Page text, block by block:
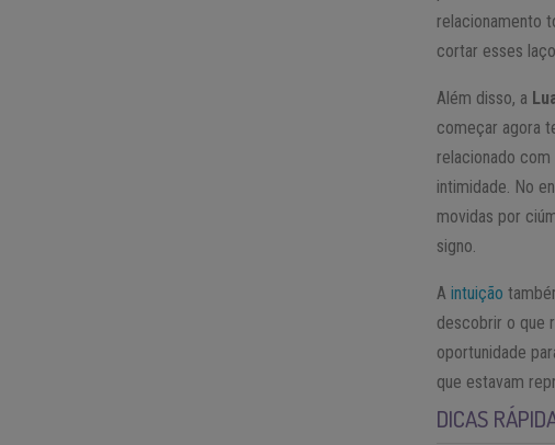
relacionamento
cortar esses
Além disso, a
começar agora
relacionado
intimidade. No
movidas por
signo.
Aintuição
descobrir o que
oportunidade
que estavam
DICAS